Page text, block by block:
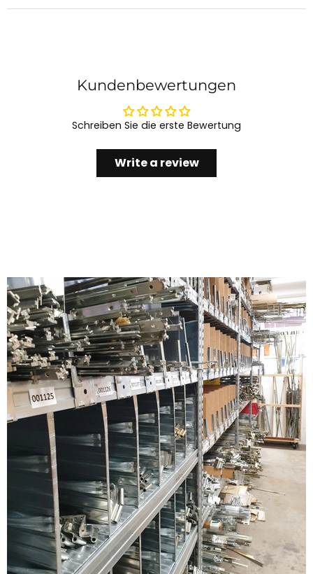
Kundenbewertungen
Schreiben Sie die erste Bewertung
Write a review